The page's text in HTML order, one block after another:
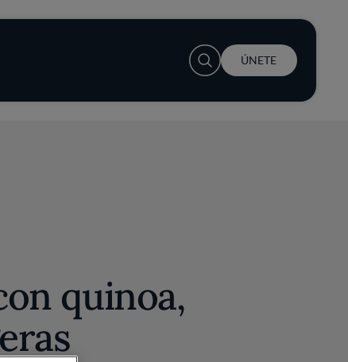
User account menu
ÚNETE
quinoa,